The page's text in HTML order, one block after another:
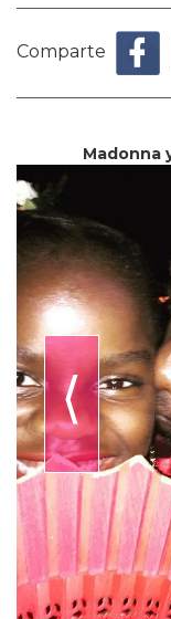
Comparte
Madonna
⟨